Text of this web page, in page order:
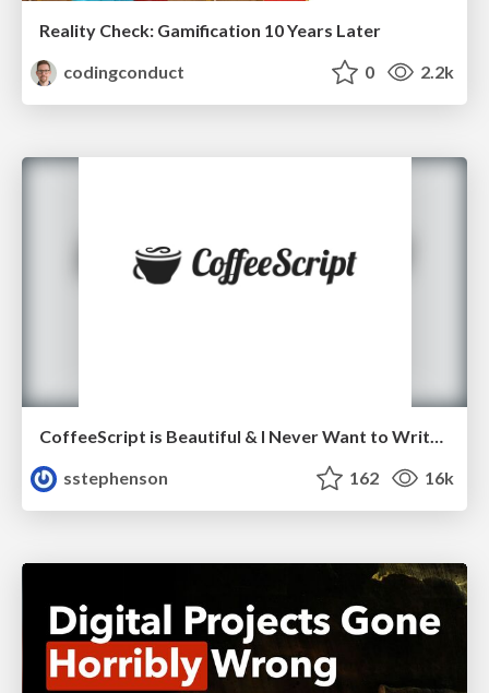
Reality Check: Gamification 10 Years Later
codingconduct
0 2.2k
CoffeeScript is Beautiful & I Never Want to Write Plain JavaScript Again
sstephenson
162 16k